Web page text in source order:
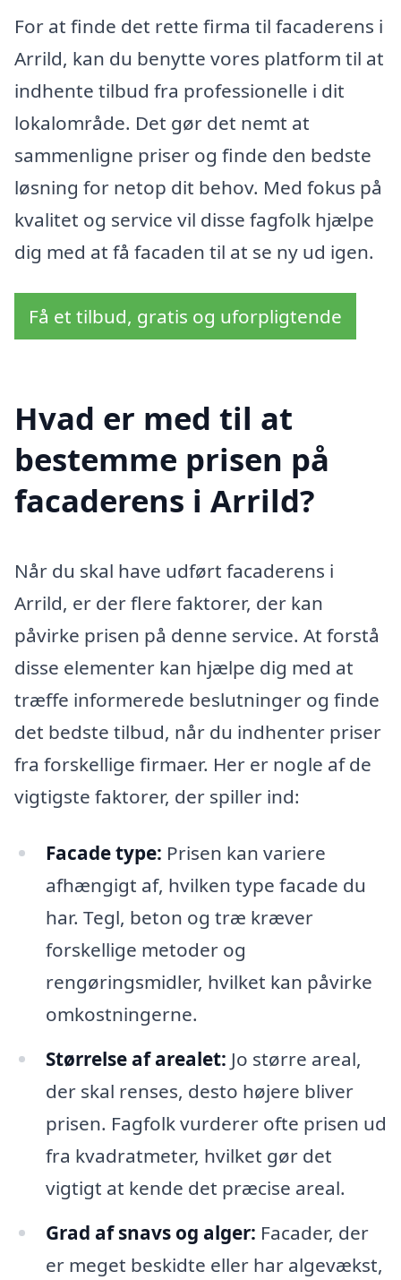
For at finde det rette firma til facaderens i
Arrild, kan du benytte vores platform til at
indhente tilbud fra professionelle i dit
lokalområde. Det gør det nemt at
sammenligne priser og finde den bedste
løsning for netop dit behov. Med fokus på
kvalitet og service vil disse fagfolk hjælpe
dig med at få facaden til at se ny ud igen.
Få et tilbud, gratis og uforpligtende
Hvad er med til at
bestemme prisen på
facaderens i Arrild?
Når du skal have udført facaderens i
Arrild, er der flere faktorer, der kan
påvirke prisen på denne service. At forstå
disse elementer kan hjælpe dig med at
træffe informerede beslutninger og finde
det bedste tilbud, når du indhenter priser
fra forskellige firmaer. Her er nogle af de
vigtigste faktorer, der spiller ind:
Facade type: Prisen kan variere
afhængigt af, hvilken type facade du
har. Tegl, beton og træ kræver
forskellige metoder og
rengøringsmidler, hvilket kan påvirke
omkostningerne.
Størrelse af arealet: Jo større areal,
der skal renses, desto højere bliver
prisen. Fagfolk vurderer ofte prisen ud
fra kvadratmeter, hvilket gør det
vigtigt at kende det præcise areal.
Grad af snavs og alger: Facader, der
er meget beskidte eller har algevækst,